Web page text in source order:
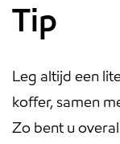
Tip
Leg altijd een
koffer, samen
Zo bent u